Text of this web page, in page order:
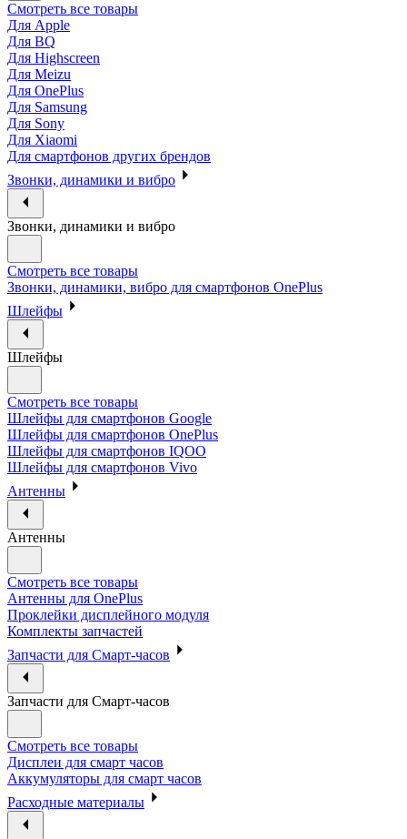
Смотреть все товары
Для Apple
Для BQ
Для Highscreen
Для Meizu
Для OnePlus
Для Samsung
Для Sony
Для Xiaomi
Для смартфонов других брендов
Звонки, динамики и вибро
Звонки, динамики и вибро
Смотреть все товары
Звонки, динамики, вибро для смартфонов OnePlus
Шлейфы
Шлейфы
Смотреть все товары
Шлейфы для смартфонов Google
Шлейфы для смартфонов OnePlus
Шлейфы для смартфонов IQOO
Шлейфы для смартфонов Vivo
Антенны
Антенны
Смотреть все товары
Антенны для OnePlus
Проклейки дисплейного модуля
Комплекты запчастей
Запчасти для Смарт-часов
Запчасти для Смарт-часов
Смотреть все товары
Дисплеи для смарт часов
Аккумуляторы для смарт часов
Расходные материалы